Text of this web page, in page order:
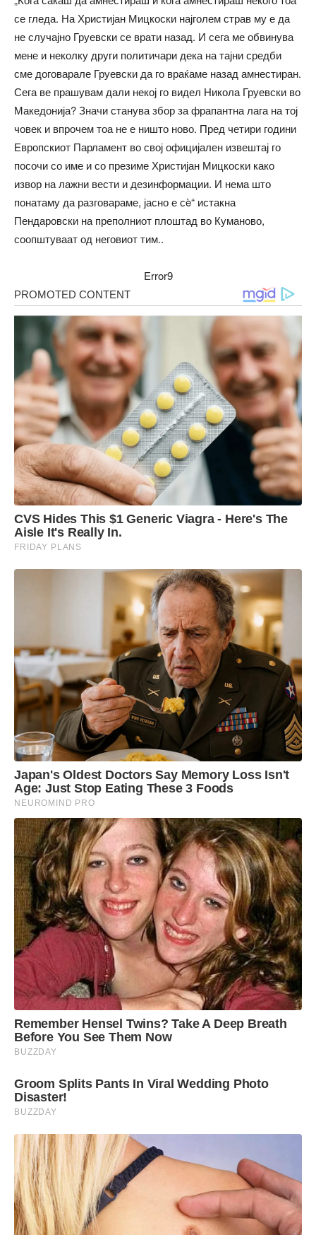
се гледа. На Христијан Мицкоски најголем страв му е да
не случајно Груевски се врати назад. И сега ме обвинува
мене и неколку други политичари дека на тајни средби
сме договарале Груевски да го враќаме назад амнестиран.
Сега ве прашувам дали некој го видел Никола Груевски во
Македонија? Значи станува збор за фрапантна лага на тој
човек и впрочем тоа не е ништо ново. Пред четири години
Европскиот Парламент во свој официјален извештај го
посочи со име и со презиме Христијан Мицкоски како
извор на лажни вести и дезинформации. И нема што
понатаму да разговараме, јасно е сè“ истакна
Пендаровски на преполниот плоштад во Куманово,
соопштуваат од неговиот тим..
Error9